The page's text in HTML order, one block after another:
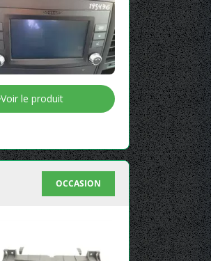
Voir le produit
OCCASION